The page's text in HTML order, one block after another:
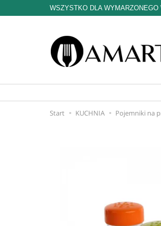
WSZYSTKO DLA WYMARZONEGO
Start KUCHNIA Pojemniki na